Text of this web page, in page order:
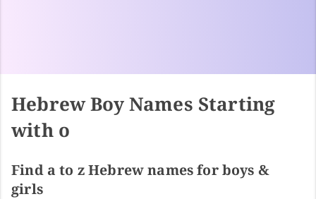
Hebrew Boy Names Starting
with o
Find a to z Hebrew names for boys &
girls